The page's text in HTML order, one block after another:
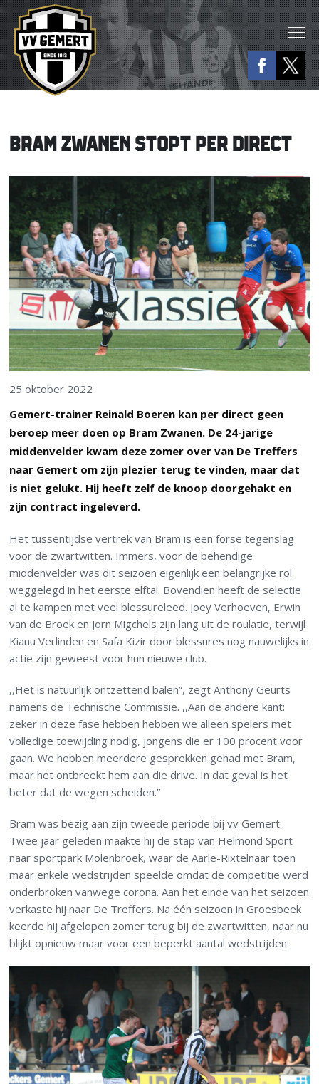
BRAM ZWANEN STOPT PER DIRECT
25 oktober 2022
Gemert-trainer Reinald Boeren kan per direct geen
beroep meer doen op Bram Zwanen. De 24-jarige
middenvelder kwam deze zomer over van De Treffers
naar Gemert om zijn plezier terug te vinden, maar dat
is niet gelukt. Hij heeft zelf de knoop doorgehakt en
zijn contract ingeleverd.
Het tussentijdse vertrek van Bram is een forse tegenslag
voor de zwartwitten. Immers, voor de behendige
middenvelder was dit seizoen eigenlijk een belangrijke rol
weggelegd in het eerste elftal. Bovendien heeft de selectie
al te kampen met veel blessureleed. Joey Verhoeven, Erwin
van de Broek en Jorn Migchels zijn lang uit de roulatie, terwijl
Kianu Verlinden en Safa Kizir door blessures nog nauwelijks in
actie zijn geweest voor hun nieuwe club.
,,Het is natuurlijk ontzettend balen”, zegt Anthony Geurts
namens de Technische Commissie. ,,Aan de andere kant:
zeker in deze fase hebben hebben we alleen spelers met
volledige toewijding nodig, jongens die er 100 procent voor
gaan. We hebben meerdere gesprekken gehad met Bram,
maar het ontbreekt hem aan die drive. In dat geval is het
beter dat de wegen scheiden.”
Bram was bezig aan zijn tweede periode bij vv Gemert.
Twee jaar geleden maakte hij de stap van Helmond Sport
naar sportpark Molenbroek, waar de Aarle-Rixtelnaar toen
maar enkele wedstrijden speelde omdat de competitie werd
onderbroken vanwege corona. Aan het einde van het seizoen
verkaste hij naar De Treffers. Na één seizoen in Groesbeek
keerde hij afgelopen zomer terug bij de zwartwitten, naar nu
blijkt opnieuw maar voor een beperkt aantal wedstrijden.